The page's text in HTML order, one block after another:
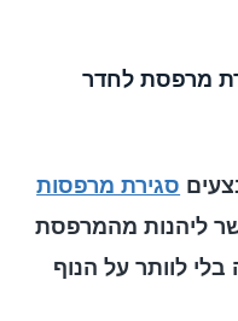
מרפסת לחדר
סגירת מרפסות
ליהנות מהמרפסת
לוותר על הנוף